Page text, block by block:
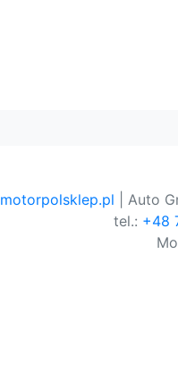
motorpolsklep.pl | Auto
tel.: +48